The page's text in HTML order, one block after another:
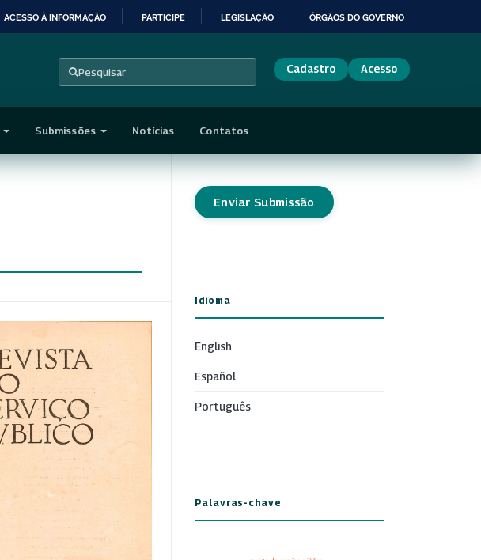
ACESSO À INFORMAÇÃO PARTICIPE LEGISLAÇÃO ÓRGÃOS DO GOVERNO
Pesquisar Cadastro Acesso
Submissões Notícias Contatos
Enviar Submissão
Idioma
English
Español
Português
Palavras-chave